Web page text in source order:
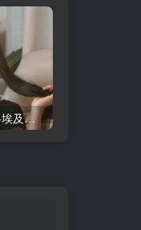
蠢沫沫 大巴车+健身环+埃及喵COS写真合集